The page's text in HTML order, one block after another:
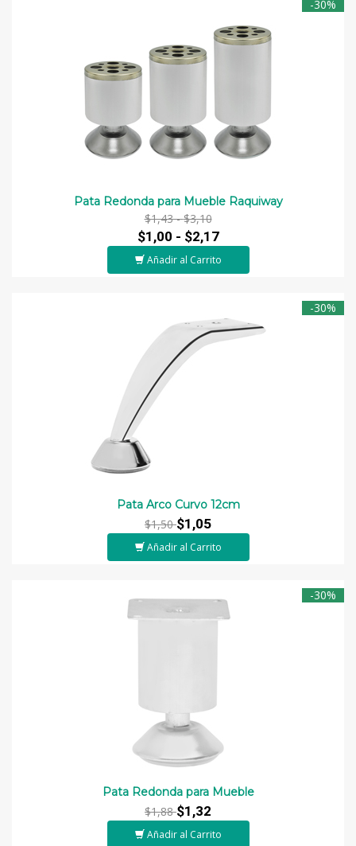
-30%
Pata Redonda para Mueble Raquiway
$1,43 -$3,10
$1,00 - $2,17
Añadir al Carrito
-30%
Pata Arco Curvo 12cm
$1,50$1,05
Añadir al Carrito
-30%
Pata Redonda para Mueble
$1,88$1,32
Añadir al Carrito